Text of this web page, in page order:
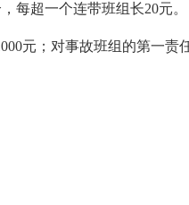
每超一个连带班组长20元。
元；对事故班组的第一责